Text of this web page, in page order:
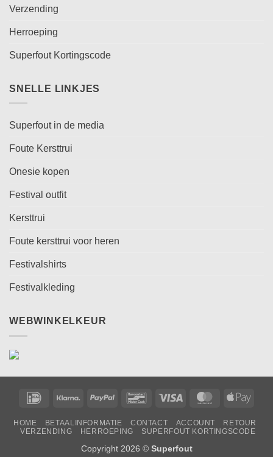
Verzending
Herroeping
Superfout Kortingscode
SNELLE LINKJES
Superfout in de media
Foute Kersttrui
Onesie kopen
Festival outfit
Kersttrui
Foute kersttrui voor heren
Festivalshirts
Festivalkleding
WEBWINKELKEUR
IDeal Klarna PayPal BancontactVisa MasterCardApple
HOME BETAALINFORMATIE CONTACT ACCOUNT
RETOUR
VERZENDING
HERROEPING SUPERFOUT KORTINGSCODE
Copyright 2026 © Superfout